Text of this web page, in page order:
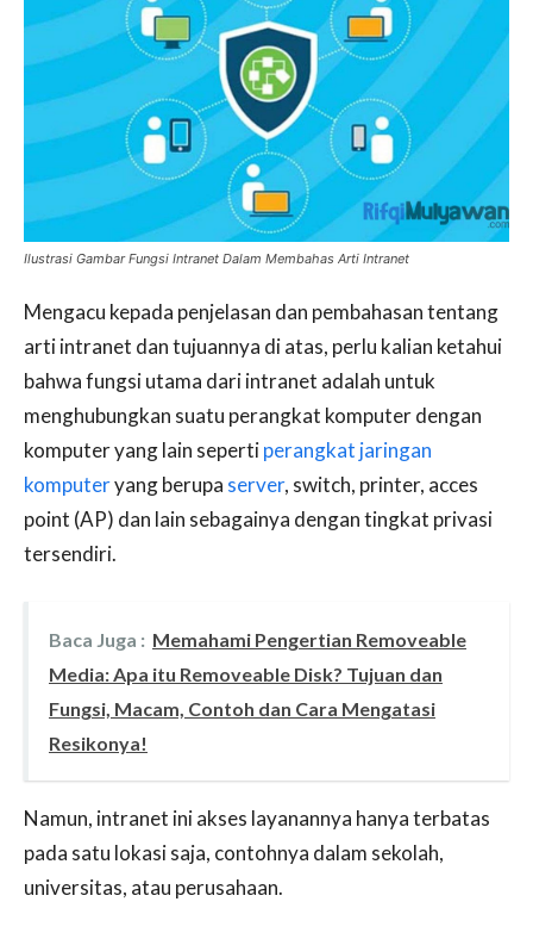
Ilustrasi Gambar Fungsi Intranet Dalam Membahas Arti Intranet
Mengacu kepada penjelasan dan pembahasan tentang
arti intranet dan tujuannya di atas, perlu kalian ketahui
bahwa fungsi utama dari intranet adalah untuk
menghubungkan suatu perangkat komputer dengan
komputer yang lain sepertiperangkat jaringan
komputeryang berupa server, switch, printer, acces
point (AP) dan lain sebagainya dengan tingkat privasi
tersendiri.
Baca Juga : Memahami Pengertian Removeable
Media: Apa itu Removeable Disk? Tujuan dan
Fungsi, Macam, Contoh dan Cara Mengatasi
Resikonya!
Namun, intranet ini akses layanannya hanya terbatas
pada satu lokasi saja, contohnya dalam sekolah,
universitas, atau perusahaan.